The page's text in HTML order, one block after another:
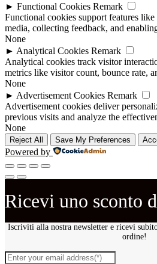
► Functional Cookies Remark
Functional cookies support features
media, collecting feedback, and
None
► Analytical Cookies Remark
Analytical cookies track visitor
metrics like visitor count, bounce rate,
None
► Advertisement Cookies Remark
Advertisement cookies deliver
previous visits and analyze the
None
Reject All Save My Preferences
Powered by
Ricevi uno sconto
Iscriviti alla nostra newsletter e ricevi
ordine!